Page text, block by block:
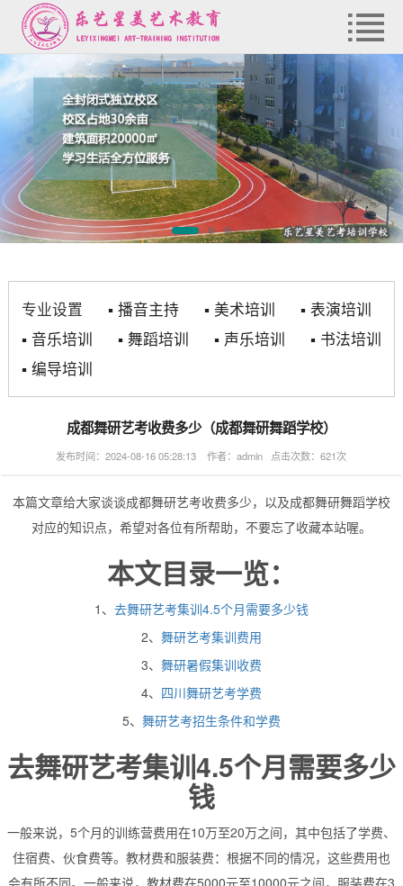
专业设置 ▪ 播音主持 ▪ 美术培训 ▪ 表演培训
▪ 音乐培训 ▪ 舞蹈培训 ▪ 声乐培训 ▪ 书法培训
▪ 编导培训
成都舞研艺考收费多少（成都舞研舞蹈学校）
发布时间：2024-08-16 05:28:13 作者：admin 点击次数：621次
本篇文章给大家谈谈成都舞研艺考收费多少，以及成都舞研舞蹈学校
对应的知识点，希望对各位有所帮助，不要忘了收藏本站喔。
本文目录一览：
1、 去舞研艺考集训4.5个月需要多少钱
2、 舞研艺考集训费用
3、 舞研暑假集训收费
4、 四川舞研艺考学费
5、 舞研艺考招生条件和学费
去舞研艺考集训4.5个月需要多少
钱
一般来说，5个月的训练营费用在10万至20万之间，其中包括了学费、
住宿费、伙食费等。教材费和服装费：根据不同的情况，这些费用也